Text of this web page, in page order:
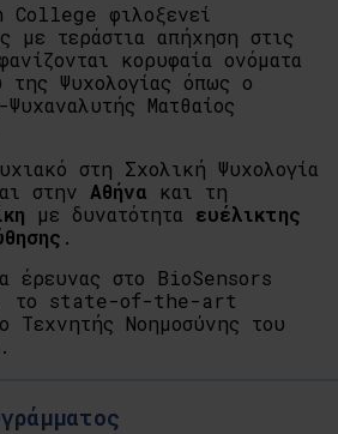
College φιλοξενεί
με τεράστια απήχηση στις
κορυφαία ονόματα
της Ψυχολογίας όπως ο
Ψυχαναλυτής Ματθαίος
στη Σχολική Ψυχολογία
στην Αθήνα και τη
με δυνατότητα ευέλικτης
.
έρευνας στο BioSensors
το state-of-the-art
Τεχνητής Νοημοσύνης του